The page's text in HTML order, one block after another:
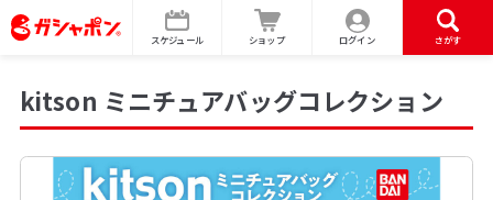
スケジュール ショップ ログイン さがす
kitson ミニチュアバッグコレクション